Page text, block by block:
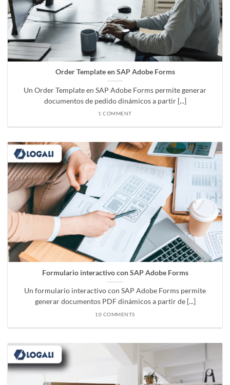
Order Template en SAP Adobe Forms
Un Order Template en SAP Adobe Forms permite generar
documentos de pedido dinámicos a partir [...]
1 COMMENT
Formulario interactivo con SAP Adobe Forms
Un formulario interactivo con SAP Adobe Forms permite
generar documentos PDF dinámicos a partir de [...]
10 COMMENTS